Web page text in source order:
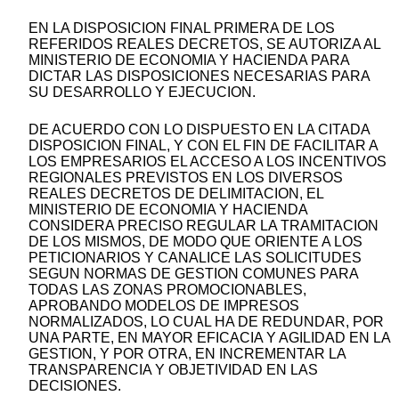
EN LA DISPOSICION FINAL PRIMERA DE LOS
REFERIDOS REALES DECRETOS, SE AUTORIZA AL
MINISTERIO DE ECONOMIA Y HACIENDA PARA
DICTAR LAS DISPOSICIONES NECESARIAS PARA
SU DESARROLLO Y EJECUCION.
DE ACUERDO CON LO DISPUESTO EN LA CITADA
DISPOSICION FINAL, Y CON EL FIN DE FACILITAR A
LOS EMPRESARIOS EL ACCESO A LOS INCENTIVOS
REGIONALES PREVISTOS EN LOS DIVERSOS
REALES DECRETOS DE DELIMITACION, EL
MINISTERIO DE ECONOMIA Y HACIENDA
CONSIDERA PRECISO REGULAR LA TRAMITACION
DE LOS MISMOS, DE MODO QUE ORIENTE A LOS
PETICIONARIOS Y CANALICE LAS SOLICITUDES
SEGUN NORMAS DE GESTION COMUNES PARA
TODAS LAS ZONAS PROMOCIONABLES,
APROBANDO MODELOS DE IMPRESOS
NORMALIZADOS, LO CUAL HA DE REDUNDAR, POR
UNA PARTE, EN MAYOR EFICACIA Y AGILIDAD EN LA
GESTION, Y POR OTRA, EN INCREMENTAR LA
TRANSPARENCIA Y OBJETIVIDAD EN LAS
DECISIONES.